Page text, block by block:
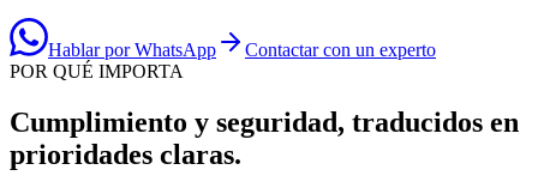
Hablar por WhatsApp
Contactar con un experto
POR QUÉ IMPORTA
Cumplimiento y seguridad, traducidos en
prioridades claras.